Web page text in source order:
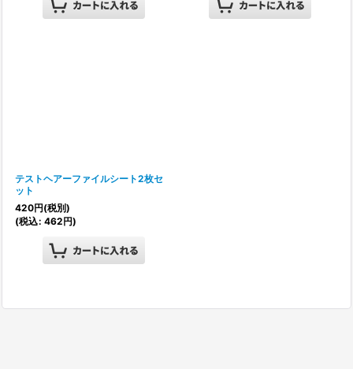
テストヘアーファイルシート2枚セ
ット
420円(税別)
(税込: 462円)